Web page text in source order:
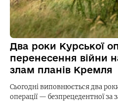
Два роки Курської
перенесення війни
злам планів Кремля
Сьогодні виповнюється два
операції — безпрецедентної